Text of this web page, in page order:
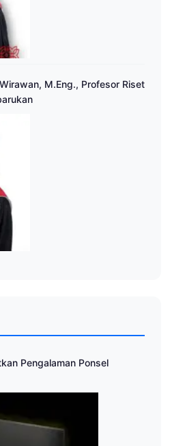
M.Eng., Profesor Riset
Pengalaman Ponsel